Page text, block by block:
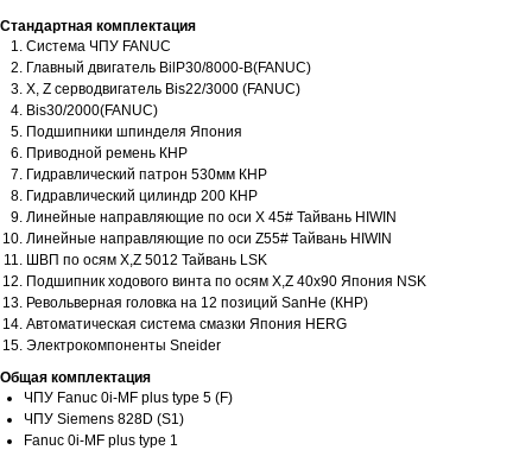
Стандартная комплектация
Система ЧПУ FANUC
Главный двигатель BilP30/8000-B(FANUC)
X, Z серводвигатель Bis22/3000 (FANUC)
Bis30/2000(FANUC)
Подшипники шпинделя Япония
Приводной ремень КНР
Гидравлический патрон 530мм КНР
Гидравлический цилиндр 200 КНР
Линейные направляющие по оси Х 45# Тайвань HIWIN
Линейные направляющие по оси Z55# Тайвань HIWIN
ШВП по осям Х,Z 5012 Тайвань LSK
Подшипник ходового винта по осям Х,Z 40х90 Япония NSK
Револьверная головка на 12 позиций SanHe (КНР)
Автоматическая система смазки Япония HERG
Электрокомпоненты Sneider
Общая комплектация
ЧПУ Fanuc 0i-MF plus type 5 (F)
ЧПУ Siemens 828D (S1)
Fanuc 0i-MF plus type 1
Программа лизинга
Отсутствие необходимости
залога
Для экономии средств компания разработала
После внесения первого взноса выбранное
оборудование поставляется в короткие сроки
Быстро и